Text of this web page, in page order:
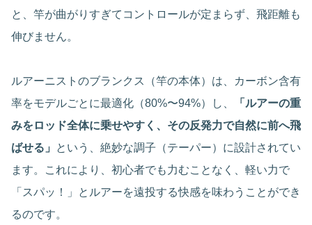
と、竿が曲がりすぎてコントロールが定まらず、飛距離も
伸びません。
ルアーニストのブランクス（竿の本体）は、カーボン含有
率をモデルごとに最適化（80%〜94%）し、
「ルアーの重
みをロッド全体に乗せやすく、その反発力で自然に前へ飛
ばせる」
という、絶妙な調子（テーパー）に設計されてい
ます。これにより、初心者でも力むことなく、軽い力で
「スパッ！」とルアーを遠投する快感を味わうことができ
るのです。